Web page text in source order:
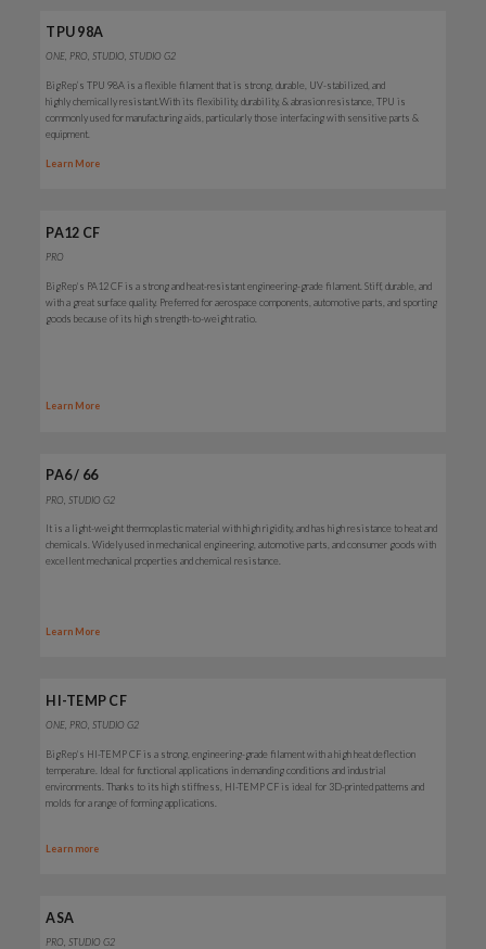
TPU 98A
ONE, PRO, STUDIO, STUDIO G2
BigRep’s TPU 98A is a flexible filament that is strong, durable, UV-stabilized, and
highly chemically resistant.With its flexibility, durability, & abrasion resistance, TPU is
commonly used for manufacturing aids, particularly those interfacing with sensitive parts &
equipment.
Learn More
PA12 CF
PRO
BigRep's PA12 CF is a strong and heat-resistantengineering-grade filament. Stiff, durable, and
with a great surface quality. Preferred for aerospace components, automotive parts, and sporting
goods because of its high strength-to-weight ratio.
Learn More
PA6 / 66
PRO, STUDIO G2
It is a light-weight thermoplastic material with high rigidity, and has high resistance to heat and
chemicals. Widely used in mechanical engineering, automotive parts, and consumer goods with
excellent mechanical properties and chemical resistance.
Learn More
HI-TEMP CF
ONE, PRO, STUDIO G2
BigRep's HI-TEMP CF is a strong, engineering-grade filament with a high heat deflection
temperature. Ideal for functional applications in demanding conditions and industrial
environments. Thanks to its high stiffness, HI-TEMP CF is ideal for 3D-printed patterns and
molds for a range of forming applications.
Learn more
ASA
PRO, STUDIO G2